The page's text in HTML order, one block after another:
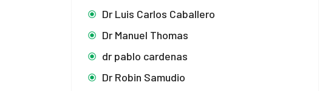
Dr Luis Carlos Caballero
Dr Manuel Thomas
dr pablo cardenas
Dr Robin Samudio